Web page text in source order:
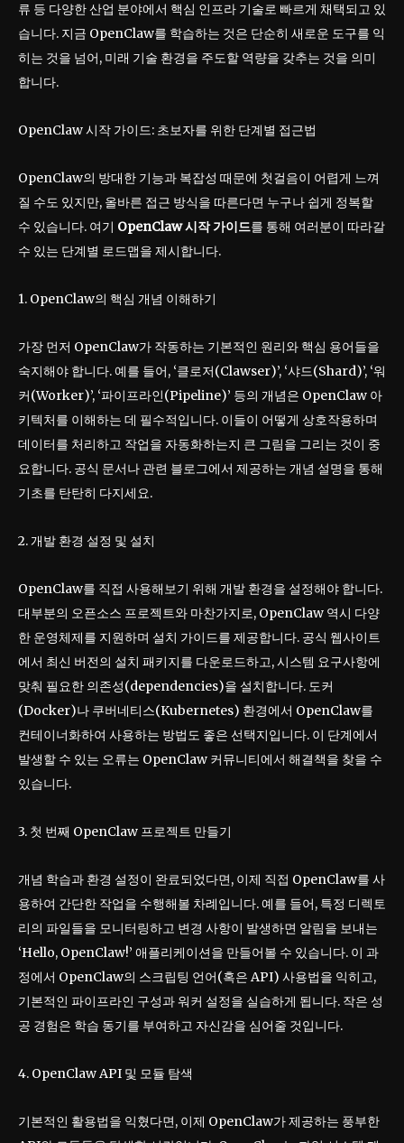
류 등 다양한 산업 분야에서 핵심 인프라 기술로 빠르게 채택되고 있
습니다. 지금 OpenClaw를 학습하는 것은 단순히 새로운 도구를 익
히는 것을 넘어, 미래 기술 환경을 주도할 역량을 갖추는 것을 의미
합니다.
OpenClaw 시작 가이드: 초보자를 위한 단계별 접근법
OpenClaw의 방대한 기능과 복잡성 때문에 첫걸음이 어렵게 느껴
질 수도 있지만, 올바른 접근 방식을 따른다면 누구나 쉽게 정복할
수 있습니다. 여기 OpenClaw 시작 가이드를 통해 여러분이 따라갈
수 있는 단계별 로드맵을 제시합니다.
1. OpenClaw의 핵심 개념 이해하기
가장 먼저 OpenClaw가 작동하는 기본적인 원리와 핵심 용어들을
숙지해야 합니다. 예를 들어, ‘클로저(Clawser)’, ‘샤드(Shard)’, ‘워
커(Worker)’, ‘파이프라인(Pipeline)’ 등의 개념은 OpenClaw 아
키텍처를 이해하는 데 필수적입니다. 이들이 어떻게 상호작용하며
데이터를 처리하고 작업을 자동화하는지 큰 그림을 그리는 것이 중
요합니다. 공식 문서나 관련 블로그에서 제공하는 개념 설명을 통해
기초를 탄탄히 다지세요.
2. 개발 환경 설정 및 설치
OpenClaw를 직접 사용해보기 위해 개발 환경을 설정해야 합니다.
대부분의 오픈소스 프로젝트와 마찬가지로, OpenClaw 역시 다양
한 운영체제를 지원하며 설치 가이드를 제공합니다. 공식 웹사이트
에서 최신 버전의 설치 패키지를 다운로드하고, 시스템 요구사항에
맞춰 필요한 의존성(dependencies)을 설치합니다. 도커
(Docker)나 쿠버네티스(Kubernetes) 환경에서 OpenClaw를
컨테이너화하여 사용하는 방법도 좋은 선택지입니다. 이 단계에서
발생할 수 있는 오류는 OpenClaw 커뮤니티에서 해결책을 찾을 수
있습니다.
3. 첫 번째 OpenClaw 프로젝트 만들기
개념 학습과 환경 설정이 완료되었다면, 이제 직접 OpenClaw를 사
용하여 간단한 작업을 수행해볼 차례입니다. 예를 들어, 특정 디렉토
리의 파일들을 모니터링하고 변경 사항이 발생하면 알림을 보내는
‘Hello, OpenClaw!’ 애플리케이션을 만들어볼 수 있습니다. 이 과
정에서 OpenClaw의 스크립팅 언어(혹은 API) 사용법을 익히고,
기본적인 파이프라인 구성과 워커 설정을 실습하게 됩니다. 작은 성
공 경험은 학습 동기를 부여하고 자신감을 심어줄 것입니다.
4. OpenClaw API 및 모듈 탐색
기본적인 활용법을 익혔다면, 이제 OpenClaw가 제공하는 풍부한